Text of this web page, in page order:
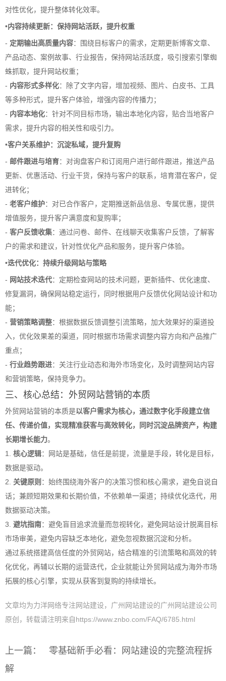
对性优化，提升整体转化效率。
•内容持续更新：保持网站活跃，提升权重
- 定期输出高质量内容：围绕目标客户的需求，定期更新博客文章、
产品动态、案例故事、行业报告，保持网站活跃度，吸引搜索引擎蜘
蛛抓取，提升网站权重；
- 内容形式多样化：除了文字内容，增加视频、图片、白皮书、工具
等多种形式，提升客户体验，增强内容的传播力；
- 内容本地化：针对不同目标市场，输出本地化内容，贴合当地客户
需求，提升内容的相关性和吸引力。
•客户关系维护：沉淀私域，提升复购
- 邮件跟进与培育：对询盘客户和订阅用户进行邮件跟进，推送产品
更新、优惠活动、行业干货，保持与客户的联系，培育潜在客户，促
进转化；
- 老客户维护：对已合作客户，定期推送新品信息、专属优惠，提供
增值服务，提升客户满意度和复购率；
- 客户反馈收集：通过问卷、邮件、在线聊天收集客户反馈，了解客
户的需求和建议，针对性优化产品和服务，提升客户体验。
•迭代优化：持续升级网站与策略
- 网站技术迭代：定期检查网站的技术问题，更新插件、优化速度、
修复漏洞，确保网站稳定运行，同时根据用户反馈优化网站设计和功
能；
- 营销策略调整：根据数据反馈调整引流策略，加大效果好的渠道投
入，优化效果差的渠道，同时根据市场需求调整内容方向和产品推广
重点；
- 行业趋势跟进：关注行业动态和海外市场变化，及时调整网站内容
和营销策略，保持竞争力。
三、核心总结：外贸网站营销的本质
外贸网站营销的本质是以客户需求为核心，通过数字化手段建立信
任、传递价值，实现精准获客与高效转化，同时沉淀品牌资产，构建
长期增长能力。
1. 核心逻辑：网站是基础，信任是前提，流量是手段，转化是目标，
数据是驱动。
2. 关键原则 ：始终围绕海外客户的决策习惯和核心需求，避免自说自
话；兼顾短期效果和长期价值，不依赖单一渠道；持续优化迭代，用
数据驱动决策。
3. 避坑指南：避免盲目追求流量而忽视转化，避免网站设计脱离目标
市场审美，避免内容缺乏本地化，避免忽视数据沉淀和分析。
通过系统搭建高信任度的外贸网站，结合精准的引流策略和高效的转
化优化，再辅以长期的运营迭代，企业就能让外贸网站成为海外市场
拓展的核心引擎，实现从获客到复购的持续增长。
文章均为力洋网络专注网站建设，广州网站建设的广州网站建设公司
原创，转载请注明来自https://www.znbo.com/FAQ/6785.html
上一篇：
零基础新手必看：网站建设的完整流程拆
解